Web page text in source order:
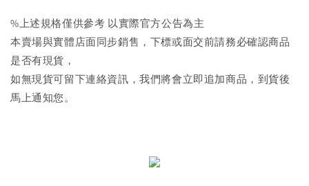
%上述規格僅供參考 以實際官方公告為主
本賣場與實體店面同步銷售，下標或面交前請務必確認商品
是否有現貨，
如無現貨可留下連絡資訊，我們將會立即追加商品，到貨後
馬上通知您。